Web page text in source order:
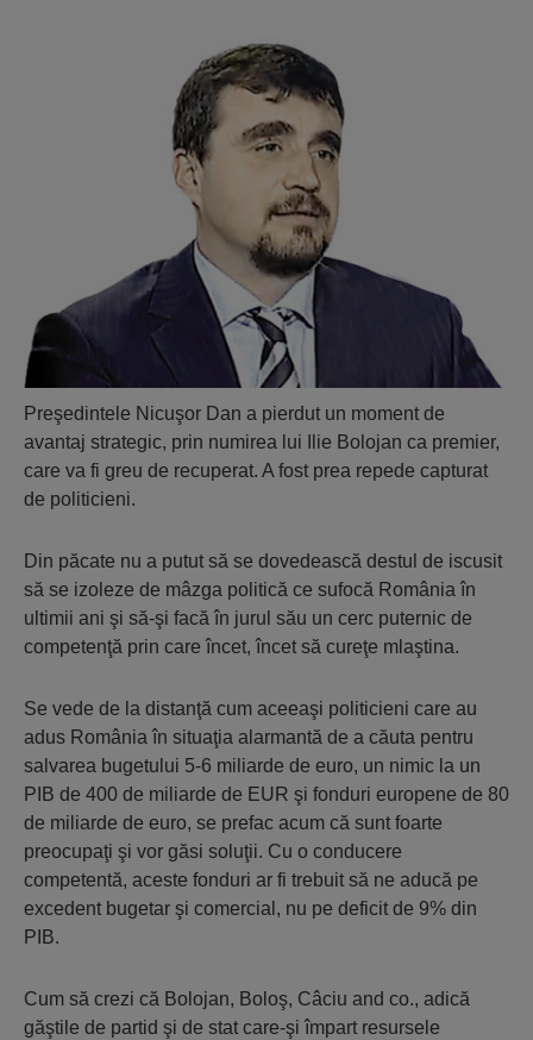
Preşedintele Nicuşor Dan a pierdut un moment de
avantaj strategic, prin numirea lui Ilie Bolojan ca premier,
care va fi greu de recuperat. A fost prea repede capturat
de politicieni.
Din păcate nu a putut să se dovedească destul de iscusit
să se izoleze de mâzga politică ce sufocă România în
ultimii ani şi să-şi facă în jurul său un cerc puternic de
competenţă prin care încet, încet să cureţe mlaştina.
Se vede de la distanţă cum aceeaşi politicieni care au
adus România în situaţia alarmantă de a căuta pentru
salvarea bugetului 5-6 miliarde de euro, un nimic la un
PIB de 400 de miliarde de EUR şi fonduri europene de 80
de miliarde de euro, se prefac acum că sunt foarte
preocupaţi şi vor găsi soluţii. Cu o conducere
competentă, aceste fonduri ar fi trebuit să ne aducă pe
excedent bugetar şi comercial, nu pe deficit de 9% din
PIB.
Cum să crezi că Bolojan, Boloş, Câciu and co., adică
găştile de partid şi de stat care-şi împart resursele